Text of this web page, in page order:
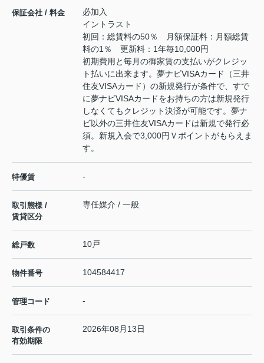
保証会社 / 料金
必加入
イントラスト
初回：総賃料の50％ 月額保証料：月額総賃
料の1％ 更新料：1年毎10,000円
初期費用と毎月の御家賃の支払いがクレジッ
ト払いに出来ます。夢ナビVISAカード（三井
住友VISAカード）の新規発行が条件で、すで
に夢ナビVISAカードをお持ちの方は新規発行
しなくてもクレジット決済が可能です。夢ナ
ビ以外の三井住友VISAカードは新規で発行必
須。新規入会で3,000円Ｖポイントがもらえま
す。
特優賃 -
取引態様 /
賃貸区分
専任媒介 / 一般
総戸数 10戸
物件番号 104584417
管理コード -
取引条件の
有効期限
2026年08月13日